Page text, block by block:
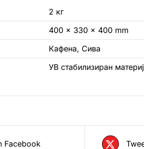
2 кг
400 × 330 × 400 mm
Кафена, Сива
УВ стабилизиран
Facebook